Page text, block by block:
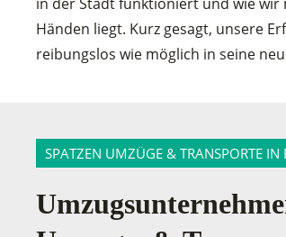
Händen liegt. Kurz gesagt, unsere
reibungslos wie möglich in seine
SPATZEN UMZÜGE & TRANSPORTE IN